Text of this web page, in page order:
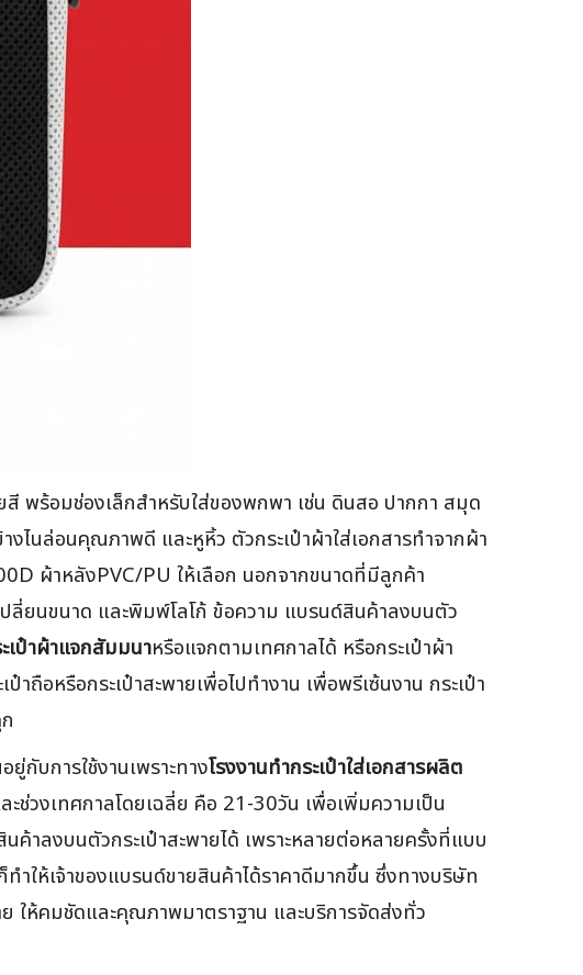
พร้อมช่องเล็กสำหรับใส่ของพกพา เช่น ดินสอ ปากกา สมุด
ไนล่อนคุณภาพดี และหูหิ้ว ตัวกระเป๋าผ้าใส่เอกสารทำจากผ้า
ผ้าหลังPVC/PU ให้เลือก นอกจากขนาดที่มีลูกค้า
ลี่ยนขนาด และพิมพ์โลโก้ ข้อความ แบรนด์สินค้าลงบนตัว
เป๋าผ้าแจกสัมมนาหรือแจกตามเทศกาลได้ หรือกระเป๋าผ้า
ป๋าถือหรือกระเป๋าสะพายเพื่อไปทำงาน เพื่อพรีเซ้นงาน กระเป๋า
กับการใช้งานเพราะทางโรงงานทำกระเป๋าใส่เอกสารผลิต
ช่วงเทศกาลโดยเฉลี่ย คือ 21-30วัน เพื่อเพิ่มความเป็น
ลงบนตัวกระเป๋าสะพายได้ เพราะหลายต่อหลายครั้งที่แบบ
ให้เจ้าของแบรนด์ขายสินค้าได้ราคาดีมากขึ้น ซึ่งทางบริษัท
ให้คมชัดและคุณภาพมาตราฐาน และบริการจัดส่งทั่ว